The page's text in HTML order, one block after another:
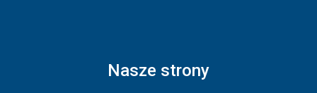
Nasze strony